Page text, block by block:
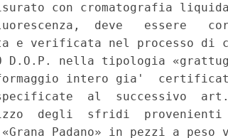
con cromatografia
deve   essere
e verificata nel processo di
D.O.P. nella tipologia
formaggio intero gia'
al  successivo
degli  sfridi
Padano» in pezzi a